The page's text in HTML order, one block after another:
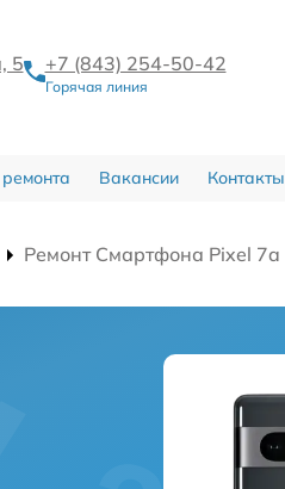
5 +7 (843) 254-50-42
Горячая линия
Вакансии Контакты
Ремонт Смартфона Pixel 7a